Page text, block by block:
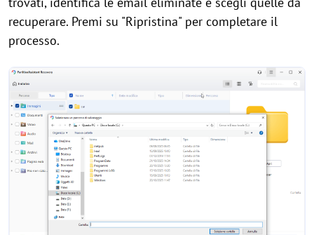
recuperare. Premi su "Ripristina" per completare il
processo.